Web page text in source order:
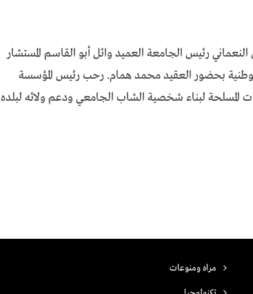
رئيس الجامعة العميد وائل أبو القاسم المستشار
بحضور العقيد محمد همام. رحب رئيس المؤسسة
المسلحة لبناء شخصية الشاب الجامعي ودعم ولائه لبلده
مراه ومنوعات